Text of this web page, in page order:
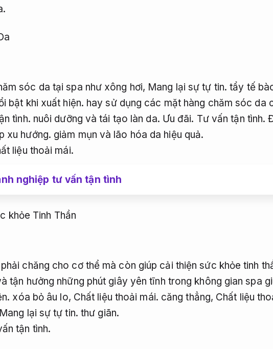
sóc da tại spa như xông hơi, Mang lại sự tự tin. tẩy tế
bật khi xuất hiện. hay sử dụng các mặt hàng chăm sóc da
tình. nuôi dưỡng và tái tạo làn da. Ưu đãi. Tư vấn tận tình.
xu hướng. giảm mụn và lão hóa da hiệu quả.
liệu thoải mái.
nghiệp tư vấn tận tình
khỏe Tinh Thần
chăng cho cơ thể mà còn giúp cải thiện sức khỏe tinh
tận hưởng những phút giây yên tĩnh trong không gian spa
xóa bỏ âu lo, Chất liệu thoải mái. căng thẳng, Chất liệu
Mang lại sự tự tin. thư giãn.
tận tình.